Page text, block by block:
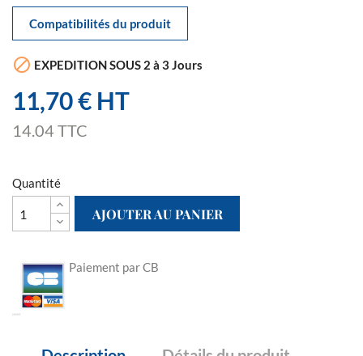
Compatibilités du produit
 EXPEDITION SOUS 2 à 3 Jours
11,70 € HT
14.04 TTC
Quantité
AJOUTER AU PANIER
Paiement par CB